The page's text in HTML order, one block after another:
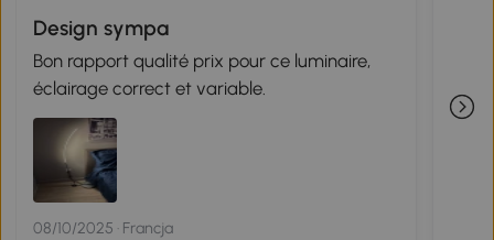
Design sympa
Bon rapport qualité prix pour ce luminaire,
éclairage correct et variable.
08/10/2025 · Francja